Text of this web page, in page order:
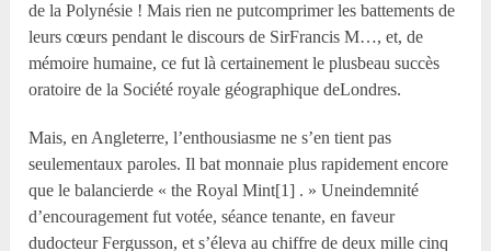
de la Polynésie ! Mais rien ne putcomprimer les battements de
leurs cœurs pendant le discours de SirFrancis M…, et, de
mémoire humaine, ce fut là certainement le plusbeau succès
oratoire de la Société royale géographique deLondres.
Mais, en Angleterre, l’enthousiasme ne s’en tient pas
seulementaux paroles. Il bat monnaie plus rapidement encore
que le balancierde « the Royal Mint[1] . » Uneindemnité
d’encouragement fut votée, séance tenante, en faveur
dudocteur Fergusson, et s’éleva au chiffre de deux mille cinq